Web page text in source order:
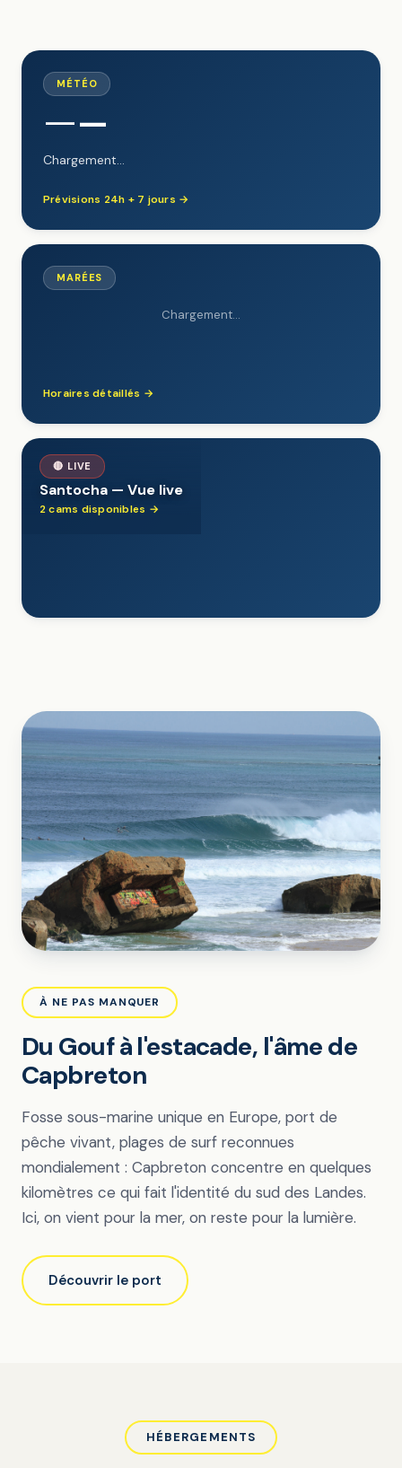
MÉTÉO
——
Chargement…
Prévisions 24h + 7 jours →
MARÉES
Chargement…
Horaires détaillés →
🔴 LIVE
Santocha — Vue live
2 cams disponibles →
À NE PAS MANQUER
Du Gouf à l'estacade, l'âme de
Capbreton
Fosse sous-marine unique en Europe, port de
pêche vivant, plages de surf reconnues
mondialement : Capbreton concentre en quelques
kilomètres ce qui fait l'identité du sud des Landes.
Ici, on vient pour la mer, on reste pour la lumière.
Découvrir le port
HÉBERGEMENTS